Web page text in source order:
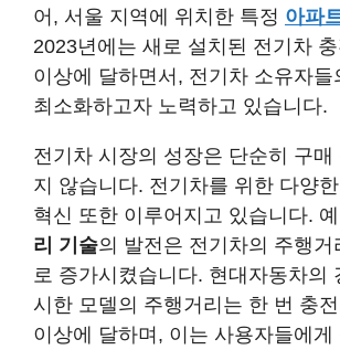
어, 서울 지역에 위치한 특정 아파
2023년에는 새로 설치된 전기차
이상에 달하면서, 전기차 소유자들
최소화하고자 노력하고 있습니다.
전기차 시장의 성장은 단순히 구매
지 않습니다. 전기차를 위한 다양
혁신 또한 이루어지고 있습니다.
리 기술의 발전은 전기차의 주행거
로 증가시켰습니다. 현대자동차의
시한 모델의 주행거리는 한 번 충
이상에 달하며, 이는 사용자들에게